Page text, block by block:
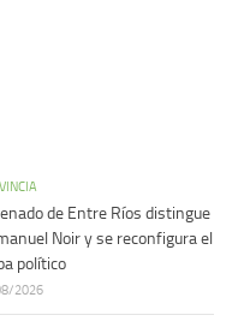
de Entre Ríos distingue
Noir y se reconfigura el
político
2026